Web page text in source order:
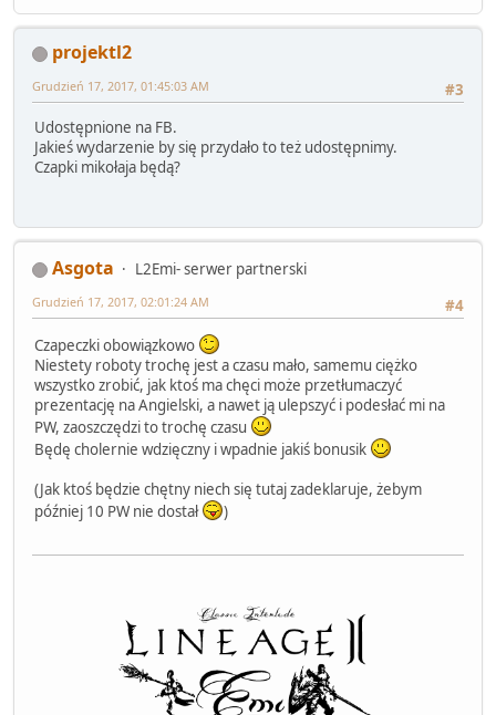
projektl2
#3
Grudzień 17, 2017, 01:45:03 AM
Udostępnione na FB.
Jakieś wydarzenie by się przydało to też udostępnimy.
Czapki mikołaja będą?
Asgota
L2Emi- serwer partnerski
#4
Grudzień 17, 2017, 02:01:24 AM
Czapeczki obowiązkowo
Niestety roboty trochę jest a czasu mało, samemu ciężko
wszystko zrobić, jak ktoś ma chęci może przetłumaczyć
prezentację na Angielski, a nawet ją ulepszyć i podesłać mi na
PW, zaoszczędzi to trochę czasu
Będę cholernie wdzięczny i wpadnie jakiś bonusik
(Jak ktoś będzie chętny niech się tutaj zadeklaruje, żebym
później 10 PW nie dostał
)